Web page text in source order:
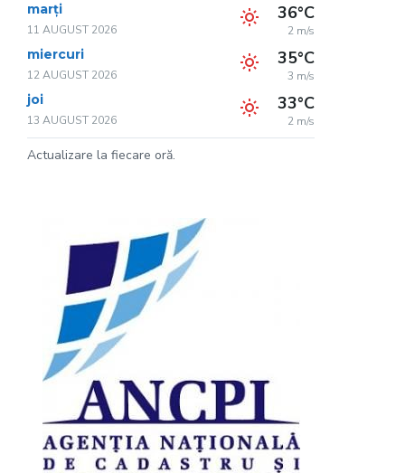
marți
11 AUGUST 2026
36°C
2 m/s
miercuri
12 AUGUST 2026
35°C
3 m/s
joi
13 AUGUST 2026
33°C
2 m/s
Actualizare la fiecare oră.